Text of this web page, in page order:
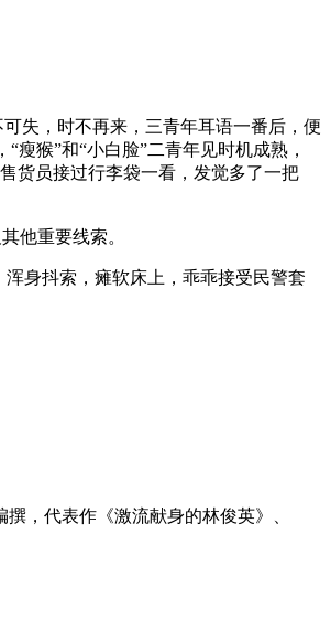
失，时不再来，三青年耳语一番后，便
猴”和“小白脸”二青年见时机成熟，
货员接过行李袋一看，发觉多了一把
他重要线索。
身抖索，瘫软床上，乖乖接受民警套
，代表作《激流献身的林俊英》、